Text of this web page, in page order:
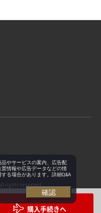
購入手続きへ
rights reserved.
やサービスの案内、広告配
情報や広告データなどの情
る場合があります。詳細Q&A
確認